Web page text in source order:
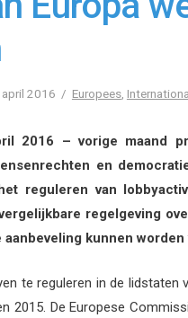
2016 Europees,
2016 – vorige maand
en
reguleren van
regelgeving
kunnen
te reguleren in de
2015. De Europese